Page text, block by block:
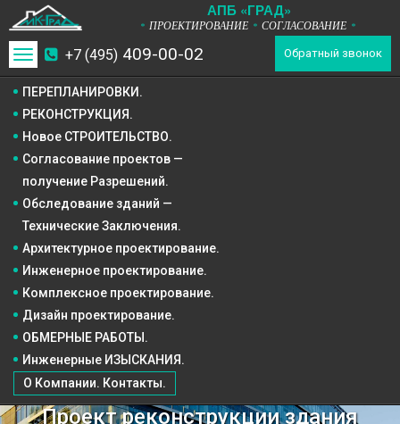
АПБ «ГРАД»
* ПРОЕКТИРОВАНИЕ * СОГЛАСОВАНИЕ *
+7 (495) 409-00-02 Обратный звонок
Toggle
navigation
ПЕРЕПЛАНИРОВКИ.
РЕКОНСТРУКЦИЯ.
Новое СТРОИТЕЛЬСТВО.
ОБМЕРНЫЕ РАБОТЫ.
Инженерные ИЗЫСКАНИЯ.
О Компании. Контакты.
Согласование проектов —
получение Разрешений.
Обследование зданий —
Технические Заключения.
Архитектурное проектирование.
Инженерное проектирование.
Комплексное проектирование.
Дизайн проектирование.
Проект реконструкции здания